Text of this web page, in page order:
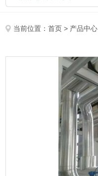
当前位置：首页 > 产品中心